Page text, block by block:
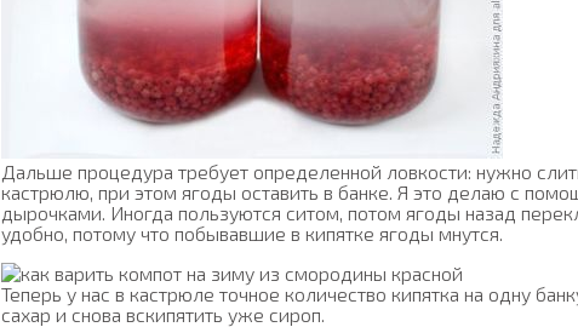
Дальше процедура требует определенной ловкости: нужно
кастрюлю, при этом ягоды оставить в банке. Я это делаю с
дырочками. Иногда пользуются ситом, потом ягоды назад
удобно, потому что побывавшие в кипятке ягоды мнутся.
Теперь у нас в кастрюле точное количество кипятка на одну
сахар и снова вскипятить уже сироп.